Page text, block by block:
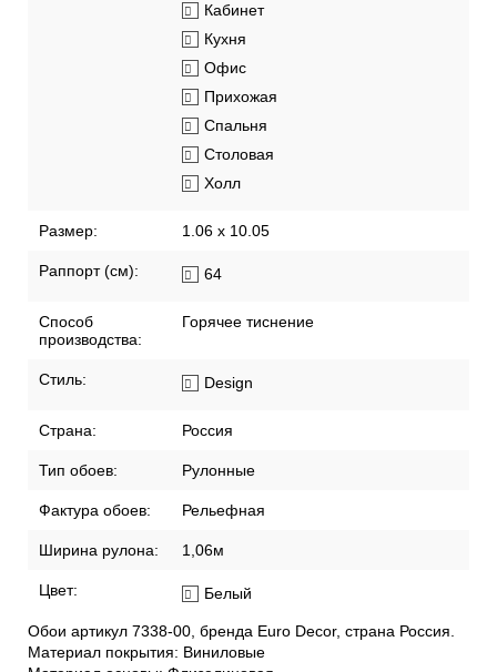
Кабинет
Кухня
Офис
Прихожая
Спальня
Столовая
Холл
Размер: 1.06 x 10.05
Раппорт (см): 64
Способ
производства:
Горячее тиснение
Стиль: Design
Страна: Россия
Тип обоев: Рулонные
Фактура обоев: Рельефная
Ширина рулона: 1,06м
Цвет: Белый
Обои артикул 7338-00, бренда Euro Decor, страна Россия.
Материал покрытия: Виниловые